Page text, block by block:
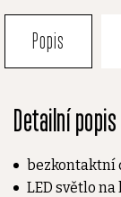
Popis
Detailní
bezkontaktní
LED světlo